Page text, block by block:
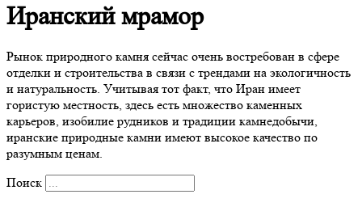
Иранский мрамор
Рынок природного камня сейчас очень востребован в сфере
отделки и строительства в связи с трендами на экологичность
и натуральность. Учитывая тот факт, что Иран имеет
гористую местность, здесь есть множество каменных
карьеров, изобилие рудников и традиции камнедобычи,
иранские природные камни имеют высокое качество по
разумным ценам.
Поиск